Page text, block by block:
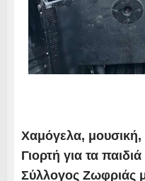
Χαμόγελα, μουσική,
Γιορτή για τα
Σύλλογος Ζωφριάς